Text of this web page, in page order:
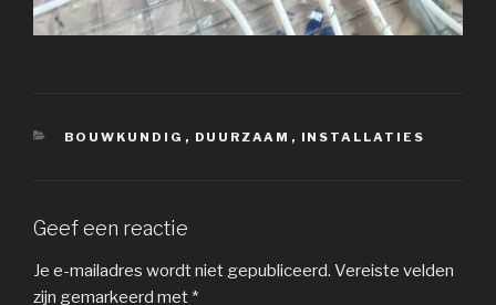
CATEGORIEËN
BOUWKUNDIG , DUURZAAM , INSTALLATIES
Geef een reactie
Je e-mailadres wordt niet gepubliceerd. Vereiste velden
zijn gemarkeerd met *